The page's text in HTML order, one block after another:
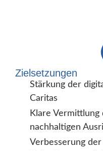
Zielsetzungen
Stärkung der
Caritas
Klare Vermittlung
nachhaltigen
Verbesserung